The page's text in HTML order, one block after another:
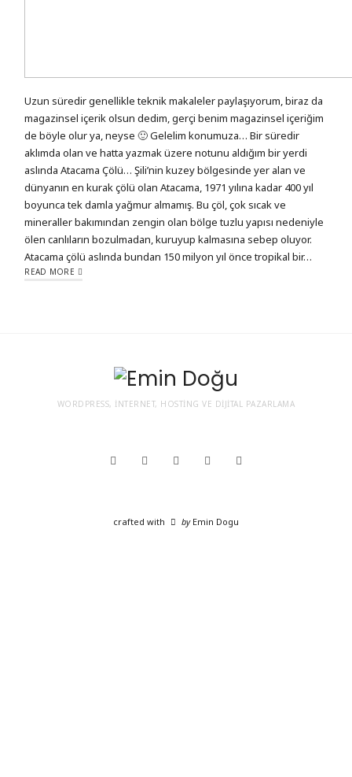
Uzun süredir genellikle teknik makaleler paylaşıyorum, biraz da
magazinsel içerik olsun dedim, gerçi benim magazinsel içeriğim
de böyle olur ya, neyse 🙂 Gelelim konumuza… Bir süredir
aklımda olan ve hatta yazmak üzere notunu aldığım bir yerdi
aslında Atacama Çölü… Şili’nin kuzey bölgesinde yer alan ve
dünyanın en kurak çölü olan Atacama, 1971 yılına kadar 400 yıl
boyunca tek damla yağmur almamış. Bu çöl, çok sıcak ve
mineraller bakımından zengin olan bölge tuzlu yapısı nedeniyle
ölen canlıların bozulmadan, kuruyup kalmasına sebep oluyor.
Atacama çölü aslında bundan 150 milyon yıl önce tropikal bir…
READ MORE
WORDPRESS, İNTERNET, HOSTING VE DIJITAL PAZARLAMA
crafted with byEmin Dogu